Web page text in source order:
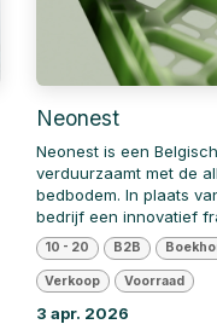
Neonest
Neonest is een
verduurzaamt met de
bedbodem. In plaats
bedrijf een innovatief
10 - 20 B2B
Verkoop Voorraad
3 apr. 2026